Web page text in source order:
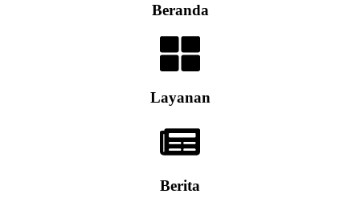
Beranda
Layanan
Berita